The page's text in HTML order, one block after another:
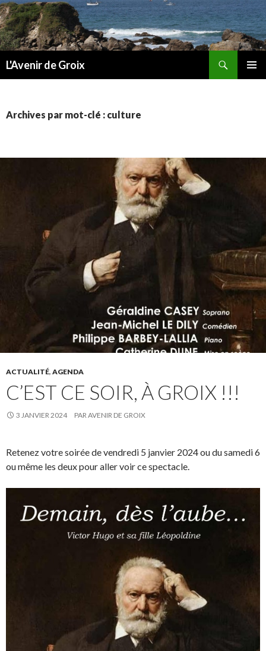
L'Avenir de Groix
Archives par mot-clé : culture
ACTUALITÉ, AGENDA
C’EST CE SOIR, À GROIX !!!
3 JANVIER 2024 PARAVENIR DE GROIX
Retenez votre soirée de vendredi 5 janvier 2024 ou du samedi 6
ou même les deux pour aller voir ce spectacle.